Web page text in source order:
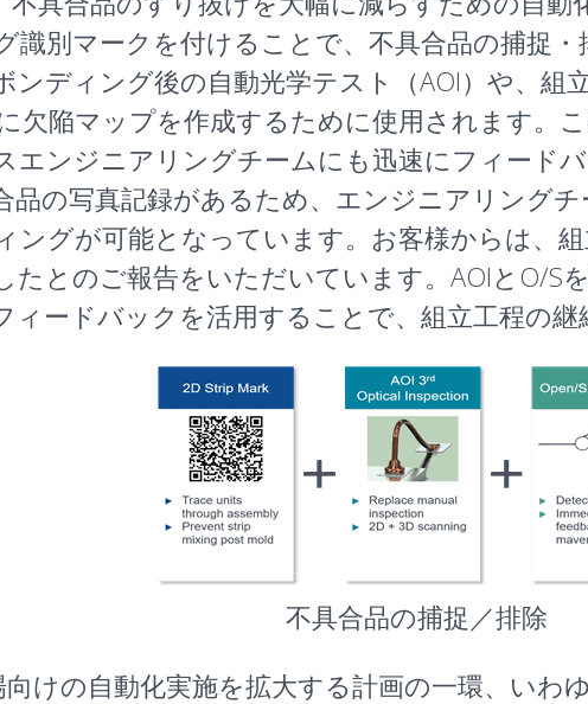
識別マークを付けることで、不具合品の捕捉
ンディング後の自動光学テスト（AOI）や、組
欠陥マップを作成するために使用されます。
エンジニアリングチームにも迅速にフィード
品の写真記録があるため、エンジニアリング
ングが可能となっています。お客様からは、
たとのご報告をいただいています。AOIとO/S
ィードバックを活用することで、組立工程の継
不具合品の捕捉／排除
けの自動化実施を拡大する計画の一環、いわ